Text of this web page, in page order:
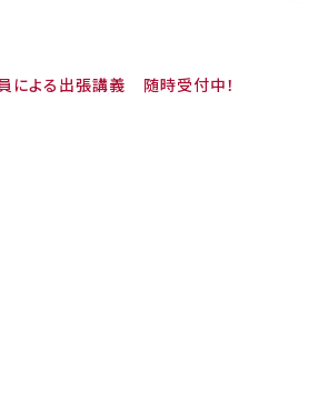
による出張講義 随時受付中！